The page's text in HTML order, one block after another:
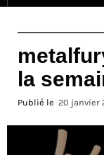
la
Publié le 20 janvier